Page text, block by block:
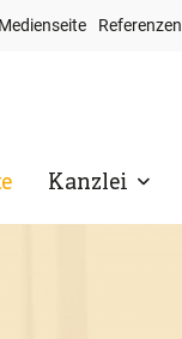
Referenzen
Kanzlei